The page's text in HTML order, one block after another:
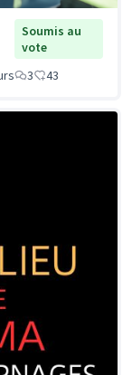
Soumis au
vote
3 43